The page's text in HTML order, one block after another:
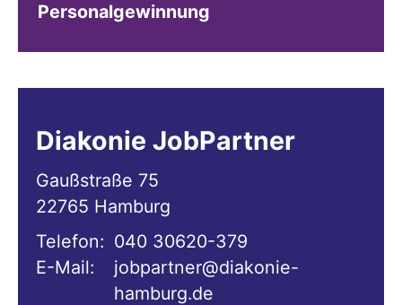
Personalgewinnung
Diakonie JobPartner
Gaußstraße 75
22765 Hamburg
Telefon: 040 30620-379
E-Mail:
jobpartner@diakonie-
hamburg.de